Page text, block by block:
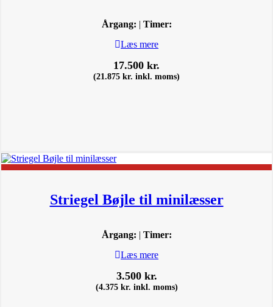
Årgang: | Timer:
Læs mere
17.500 kr.
(21.875 kr. inkl. moms)
Striegel Bøjle til minilæsser
Årgang: | Timer:
Læs mere
3.500 kr.
(4.375 kr. inkl. moms)